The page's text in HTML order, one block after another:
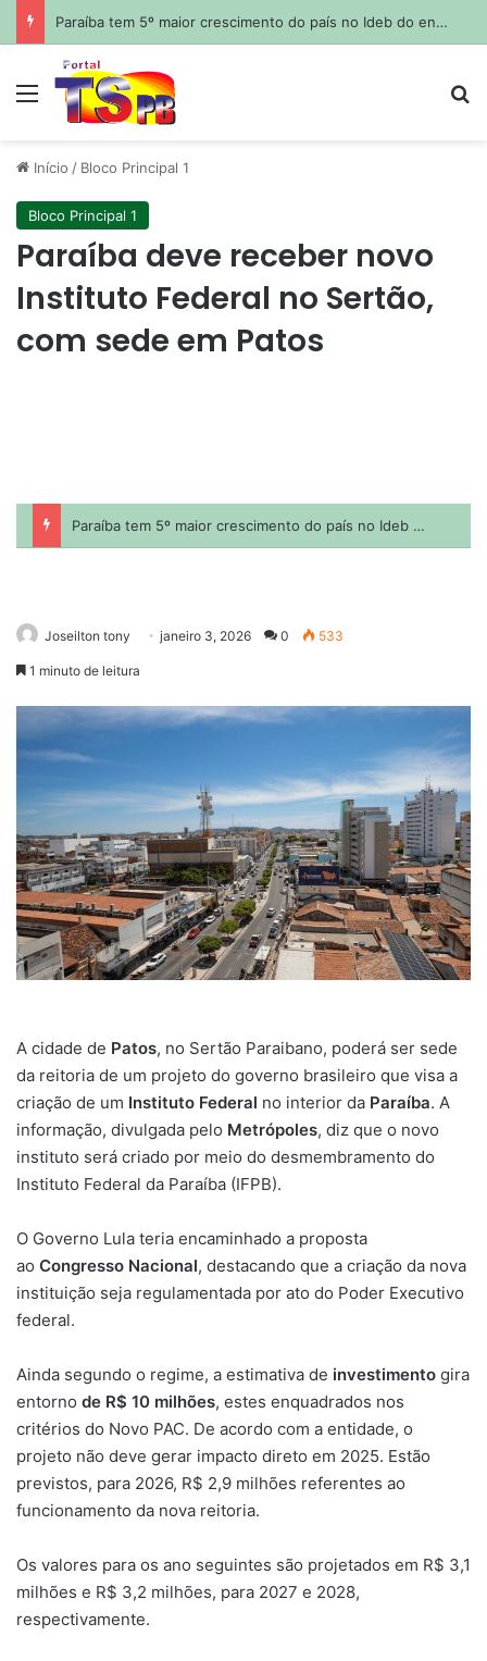
STJ condena Buzzi à demissão por acusações de assédio sexual
Menu
Início / Bloco Principal 1
Bloco Principal 1
Paraíba deve receber novo
Instituto Federal no Sertão,
com sede em Patos
Joseilton tony janeiro 3, 2026 0 533
1 minuto de leitura
A cidade de Patos, no Sertão Paraibano, poderá ser sede
da reitoria de um projeto do governo brasileiro que visa a
criação de um Instituto Federal no interior da Paraíba. A
informação, divulgada pelo Metrópoles, diz que o novo
instituto será criado por meio do desmembramento do
Instituto Federal da Paraíba (IFPB).
O Governo Lula teria encaminhado a proposta
ao Congresso Nacional, destacando que a criação da nova
instituição seja regulamentada por ato do Poder Executivo
federal.
Ainda segundo o regime, a estimativa de investimento gira
entorno de R$ 10 milhões, estes enquadrados nos
critérios do Novo PAC. De acordo com a entidade, o
projeto não deve gerar impacto direto em 2025. Estão
previstos, para 2026, R$ 2,9 milhões referentes ao
funcionamento da nova reitoria.
Os valores para os ano seguintes são projetados em R$ 3,1
milhões e R$ 3,2 milhões, para 2027 e 2028,
respectivamente.